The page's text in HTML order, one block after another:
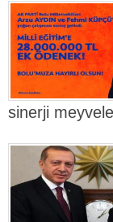
sinerji